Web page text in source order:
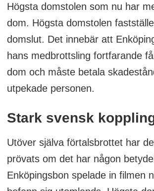
Högsta domstolen som nu har
dom. Högsta domstolen
domslut. Det innebär att
hans medbrottsling fortfarande
dom och måste betala
utpekade personen.
Stark svensk
Utöver själva förtalsbrottet har
prövats om det har någon
Enköpingsbon spelade in filmen